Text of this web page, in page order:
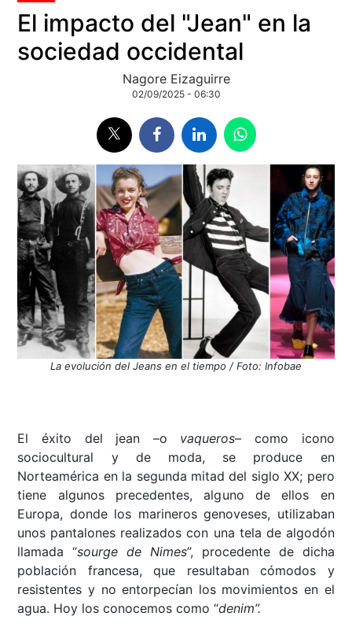
El impacto del "Jean" en la
sociedad occidental
Nagore Eizaguirre
02/09/2025 - 06:30
La evolución del Jeans en el tiempo / Foto: Infobae
El éxito del jean –o vaqueros– como icono
sociocultural y de moda, se produce en
Norteamérica en la segunda mitad del siglo XX; pero
tiene algunos precedentes, alguno de ellos en
Europa, donde los marineros genoveses, utilizaban
unos pantalones realizados con una tela de algodón
llamada “sourge de Nimes”, procedente de dicha
población francesa, que resultaban cómodos y
resistentes y no entorpecían los movimientos en el
agua. Hoy los conocemos como “denim”.